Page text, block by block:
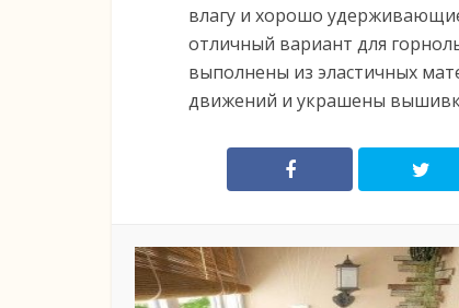
влагу и хорошо
отличный вариант для
выполнены из эластичных
движений и украшены